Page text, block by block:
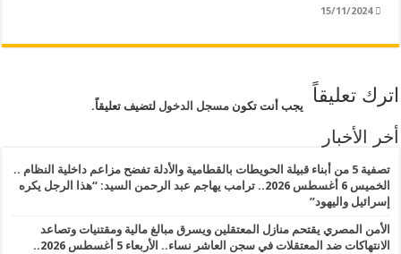
15/11/2024
اترك تعليقاً يجب أنت تكونمسجل الدخول لتضيف تعليقاً.
أخر الأخبار
تصفية 5 من أبناء قبيلة الحويطات بالقطامية والأدلة تفضح مزاعم داخلية النظام ..
الخميس 6 أغسطس 2026.. ترامب يهاجم عبد الرحمن السيد: “هذا الرجل يكره
إسرائيل واليهود”
الأمن المصري يقتحم منازل المعتقلين ويسرق مبالغ مالية ومقتنيات وتصاعد
الانتهاكات ضد المعتقلات في سجن العاشر نساء.. الأربعاء 5 أغسطس 2026..